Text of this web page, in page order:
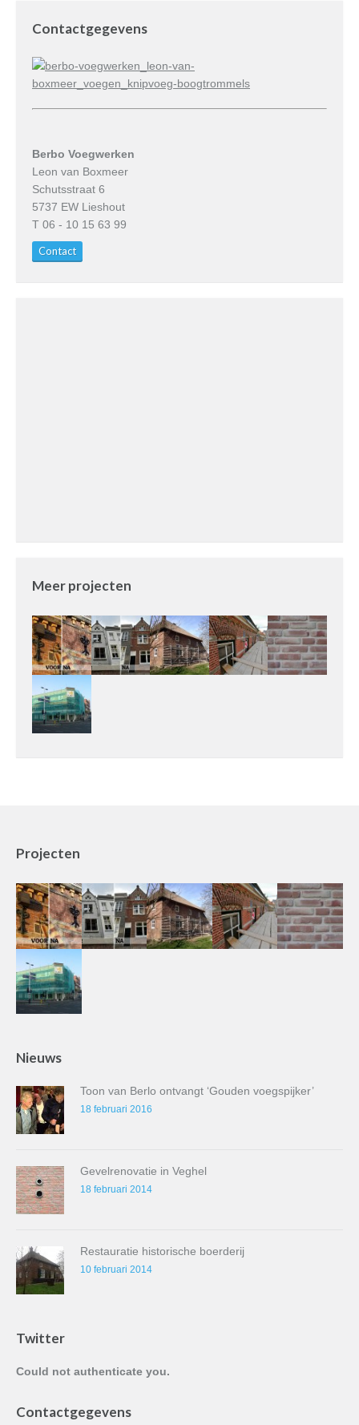
Contactgegevens
Berbo Voegwerken
Leon van Boxmeer
Schutsstraat 6
5737 EW Lieshout
T 06 - 10 15 63 99
Contact
Meer projecten
Projecten
Nieuws
Toon van Berlo ontvangt ‘Gouden voegspijker’
18 februari 2016
Gevelrenovatie in Veghel
18 februari 2014
Restauratie historische boerderij
10 februari 2014
Twitter
Could not authenticate you.
Contactgegevens